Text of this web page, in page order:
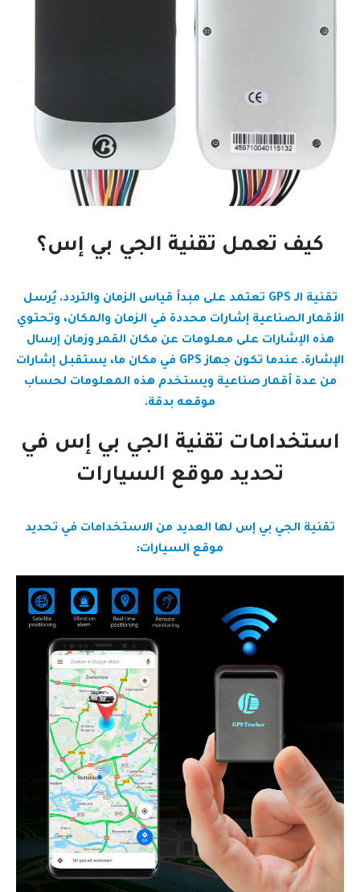
كيف تعمل تقنية الجي بي إس؟
تقنية الـ GPS تعتمد على مبدأ قياس الزمان والتردد. يُرسل
الأقمار الصناعية إشارات محددة في الزمان والمكان، وتحتوي
هذه الإشارات على معلومات عن مكان القمر وزمان إرسال
الإشارة. عندما تكون جهاز GPS في مكان ما، يستقبل إشارات
من عدة أقمار صناعية ويستخدم هذه المعلومات لحساب
موقعه بدقة.
استخدامات تقنية الجي بي إس في
تحديد موقع السيارات
تقنية الجي بي إس لها العديد من الاستخدامات في تحديد
موقع السيارات: